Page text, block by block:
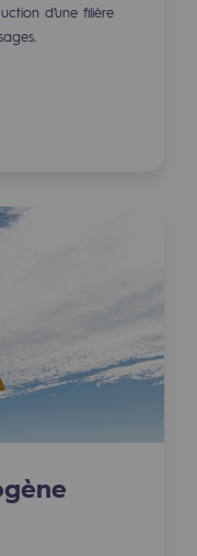
d’une filière